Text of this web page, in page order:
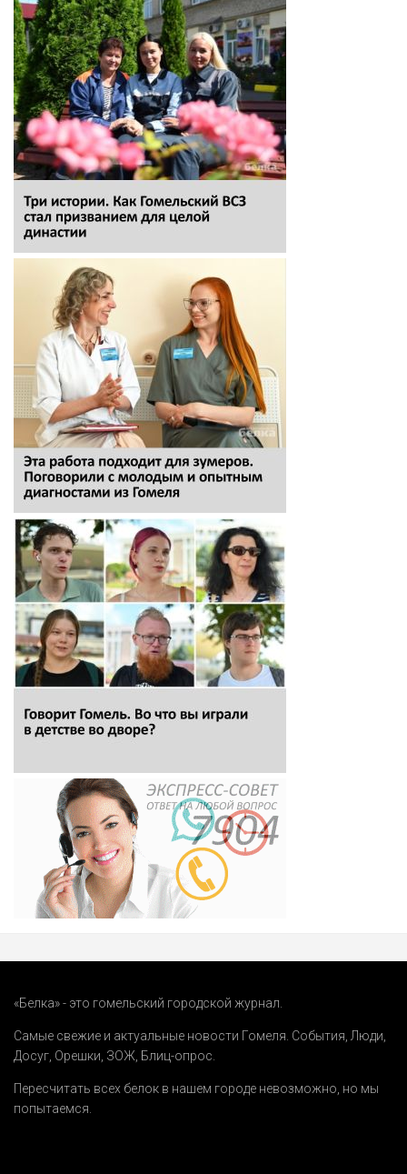
«Белка» - это гомельский городской журнал.
Самые свежие и актуальные новости Гомеля. События Люди
Досуг Орешки ЗОЖ Блиц-опрос
Пересчитать всех белок в нашем городе невозможно, но мы
попытаемся.